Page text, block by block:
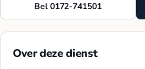
Bel 0172-741501
Over deze dienst